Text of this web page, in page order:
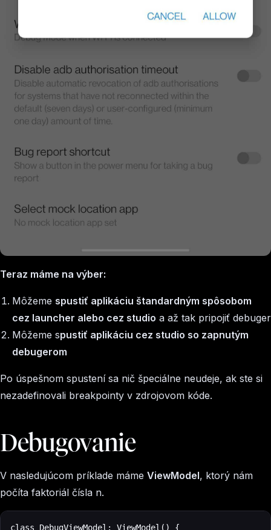
Teraz máme na výber:
Môžeme spustiť aplikáciu štandardným spôsobom
cez launcher alebo cez studio a až tak pripojiť debuger
Môžeme spustiť aplikáciu cez studio so zapnutým
debugerom
Po úspešnom spustení sa nič špeciálne neudeje, ak ste si
nezadefinovali breakpointy v zdrojovom kóde.
Debugovanie
V nasledujúcom príklade máme ViewModel, ktorý nám
počíta faktoriál čísla n.
class DebugViewModel: ViewModel() {